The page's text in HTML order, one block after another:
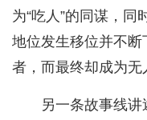
为“吃人”的同谋，同
地位发生移位并不
者，而最终却成为无
另一条故事线讲